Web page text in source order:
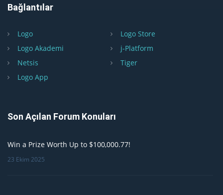
Bağlantılar
Logo
Logo Store
Logo Akademi
j-Platform
Netsis
Tiger
Logo App
Son Açılan Forum Konuları
Win a Prize Worth Up to $100,000.77!
23 Ekim 2025